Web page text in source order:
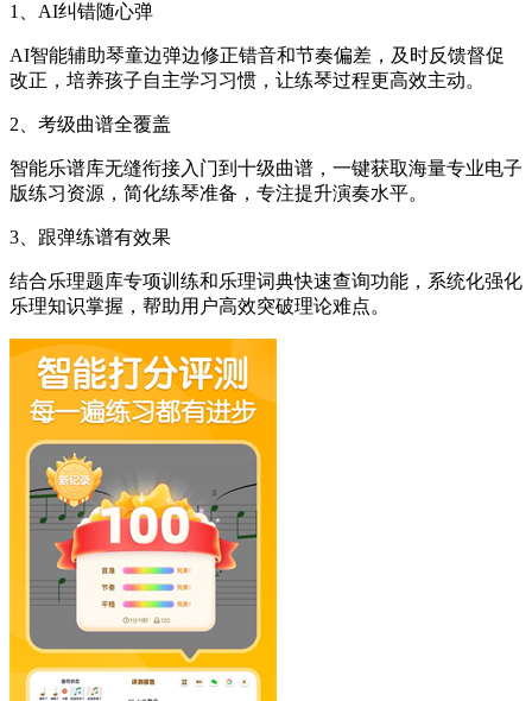
1、AI纠错随心弹
AI智能辅助琴童边弹边修正错音和节奏偏差，及时反馈督促
改正，培养孩子自主学习习惯，让练琴过程更高效主动。
2、考级曲谱全覆盖
智能乐谱库无缝衔接入门到十级曲谱，一键获取海量专业电子
版练习资源，简化练琴准备，专注提升演奏水平。
3、跟弹练谱有效果
结合乐理题库专项训练和乐理词典快速查询功能，系统化强化
乐理知识掌握，帮助用户高效突破理论难点。